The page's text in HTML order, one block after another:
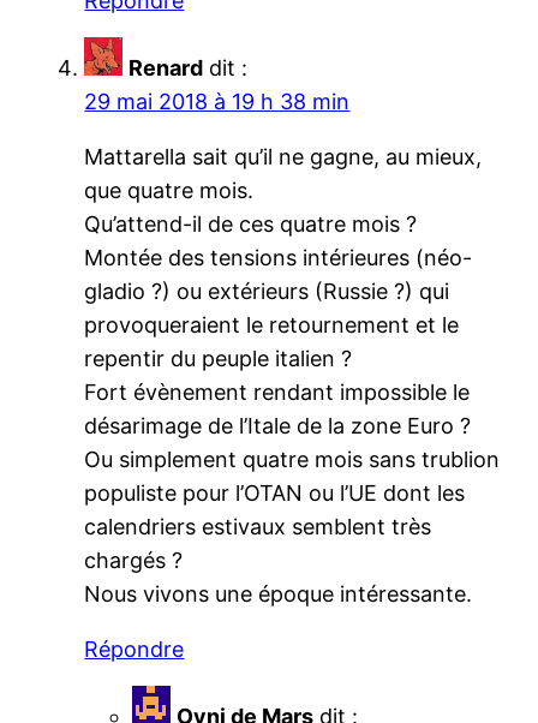
Renard dit :
29 mai 2018 à 19 h 38 min
Mattarella sait qu’il ne gagne, au mieux,
que quatre mois.
Qu’attend-il de ces quatre mois ?
Montée des tensions intérieures (néo-
gladio ?) ou extérieurs (Russie ?) qui
provoqueraient le retournement et le
repentir du peuple italien ?
Fort évènement rendant impossible le
désarimage de l’Itale de la zone Euro ?
Ou simplement quatre mois sans trublion
populiste pour l’OTAN ou l’UE dont les
calendriers estivaux semblent très
chargés ?
Nous vivons une époque intéressante.
Répondre
Ovni de Mars dit :